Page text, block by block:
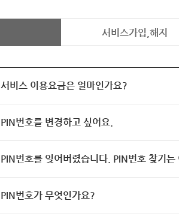
서비스가입,해지
서비스 이용요금은 얼마인가요?
PIN번호를 변경하고 싶어요.
PIN번호를 잊어버렸습니다. PIN번호 찾기는
PIN번호가 무엇인가요?